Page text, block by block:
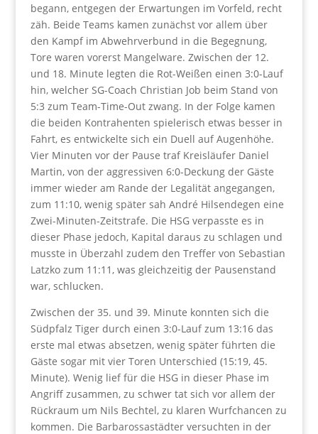
begann, entgegen der Erwartungen im Vorfeld, recht
zäh. Beide Teams kamen zunächst vor allem über
den Kampf im Abwehrverbund in die Begegnung,
Tore waren vorerst Mangelware. Zwischen der 12.
und 18. Minute legten die Rot-Weißen einen 3:0-Lauf
hin, welcher SG-Coach Christian Job beim Stand von
5:3 zum Team-Time-Out zwang. In der Folge kamen
die beiden Kontrahenten spielerisch etwas besser in
Fahrt, es entwickelte sich ein Duell auf Augenhöhe.
Vier Minuten vor der Pause traf Kreisläufer Daniel
Martin, von der aggressiven 6:0-Deckung der Gäste
immer wieder am Rande der Legalität angegangen,
zum 11:10, wenig später sah André Hilsendegen eine
Zwei-Minuten-Zeitstrafe. Die HSG verpasste es in
dieser Phase jedoch, Kapital daraus zu schlagen und
musste in Überzahl zudem den Treffer von Sebastian
Latzko zum 11:11, was gleichzeitig der Pausenstand
war, schlucken.
Zwischen der 35. und 39. Minute konnten sich die
Südpfalz Tiger durch einen 3:0-Lauf zum 13:16 das
erste mal etwas absetzen, wenig später führten die
Gäste sogar mit vier Toren Unterschied (15:19, 45.
Minute). Wenig lief für die HSG in dieser Phase im
Angriff zusammen, zu schwer tat sich vor allem der
Rückraum um Nils Bechtel, zu klaren Wurfchancen zu
kommen. Die Barbarossastädter versuchten in der